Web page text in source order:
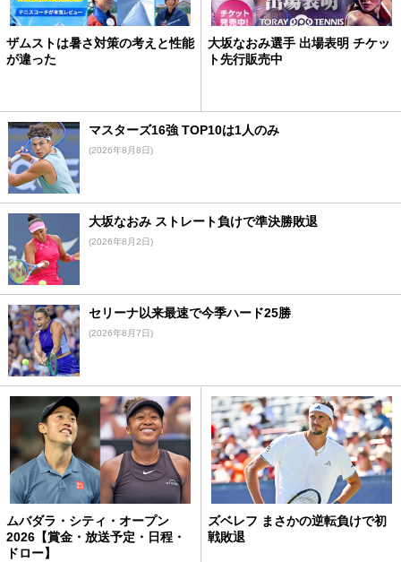
ザムストは暑さ対策の考えと性能
が違った
大坂なおみ選手 出場表明 チケッ
ト先行販売中
マスターズ16強 TOP10は1人のみ
(2026年8月8日)
大坂なおみ ストレート負けで準決勝敗退
(2026年8月2日)
セリーナ以来最速で今季ハード25勝
(2026年8月7日)
ムバダラ・シティ・オープン
2026【賞金・放送予定・日程・
ドロー】
ズベレフ まさかの逆転負けで初
戦敗退